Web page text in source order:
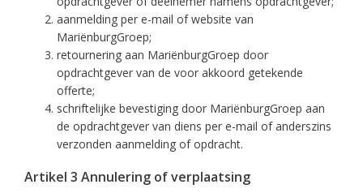
aanmelding per e-mail of website van
MariënburgGroep;
retournering aan MariënburgGroep door
opdrachtgever van de voor akkoord getekende
offerte;
schriftelijke bevestiging door MariënburgGroep aan
de opdrachtgever van diens per e-mail of anderszins
verzonden aanmelding of opdracht.
Artikel 3 Annulering of verplaatsing